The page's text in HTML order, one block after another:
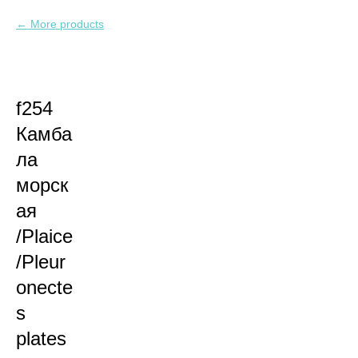
More products
f254
Камба
ла
морск
ая
/Plaice
/Pleur
onecte
s
plates